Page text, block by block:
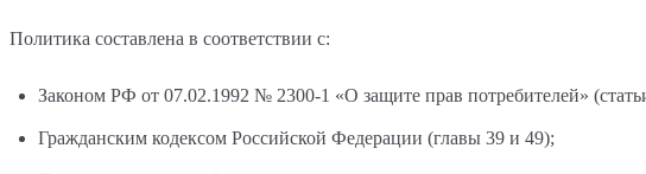
Политика составлена в соответствии с:
Законом РФ от 07.02.1992 № 2300-1 «О защите прав потребителей»
Гражданским кодексом Российской Федерации (главы 39 и 49);